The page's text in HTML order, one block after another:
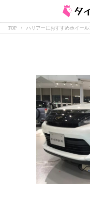
TOP ハリアーにおすすめホイー